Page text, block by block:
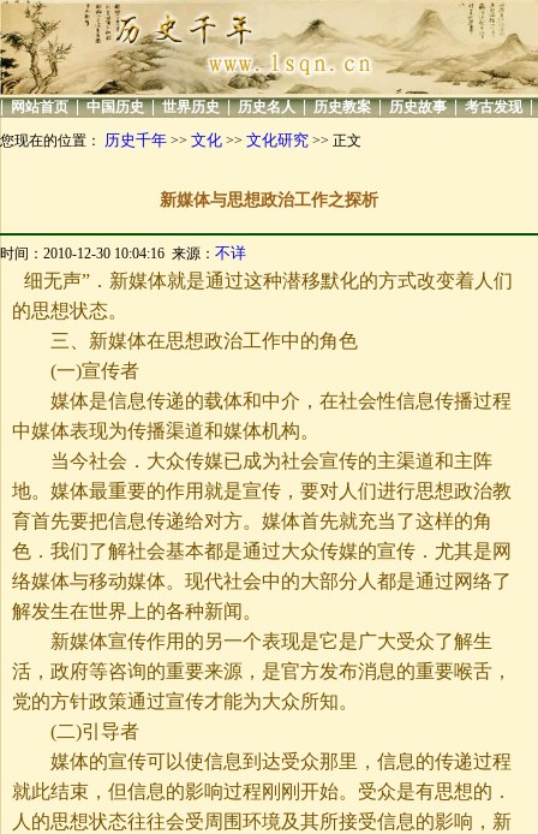
| 网站首页 | 中国历史 | 世界历史 | 历史名人 | 历史教案 | 历史故事 | 考古发现 |
您现在的位置： 历史千年 >> 文化 >> 文化研究 >> 正文
新媒体与思想政治工作之探析
时间：2010-12-30 10:04:16 来源： 不详
细无声”．新媒体就是通过这种潜移默化的方式改变着人们
的思想状态。
三、新媒体在思想政治工作中的角色
(一)宣传者
媒体是信息传递的载体和中介，在社会性信息传播过程
中媒体表现为传播渠道和媒体机构。
当今社会．大众传媒已成为社会宣传的主渠道和主阵
地。媒体最重要的作用就是宣传，要对人们进行思想政治教
育首先要把信息传递给对方。媒体首先就充当了这样的角
色．我们了解社会基本都是通过大众传媒的宣传．尤其是网
络媒体与移动媒体。现代社会中的大部分人都是通过网络了
解发生在世界上的各种新闻。
新媒体宣传作用的另一个表现是它是广大受众了解生
活，政府等咨询的重要来源，是官方发布消息的重要喉舌，
党的方针政策通过宣传才能为大众所知。
(二)引导者
媒体的宣传可以使信息到达受众那里，信息的传递过程
就此结束，但信息的影响过程刚刚开始。受众是有思想的．
人的思想状态往往会受周围环境及其所接受信息的影响，新